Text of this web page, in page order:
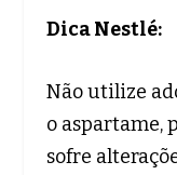
Dica Nestlé:
Não utilize
o aspartame,
sofre